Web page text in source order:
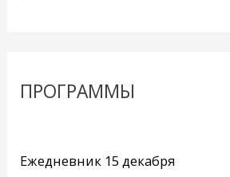
ПРОГРАММЫ
Ежедневник 15 декабря